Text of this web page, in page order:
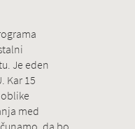
Je eden
Kar 15
med